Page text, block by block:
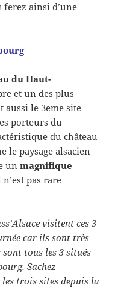
ferez ainsi d’une
du Haut-
et un des plus
aussi le 3eme site
porteurs du
du château
le paysage alsacien
unmagnifique
pas rare
visitent ces 3
car ils sont très
tous les 3 situés
Sachez
les trois sites depuis la